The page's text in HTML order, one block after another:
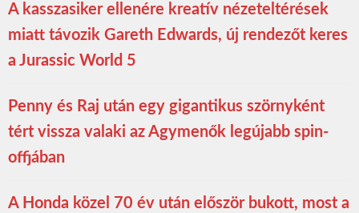
A kasszasiker ellenére kreatív nézeteltérések
miatt távozik Gareth Edwards, új rendezőt keres
a Jurassic World 5
Penny és Raj után egy gigantikus szörnyként
tért vissza valaki az Agymenők legújabb spin-
offjában
A Honda közel 70 év után először bukott, most a